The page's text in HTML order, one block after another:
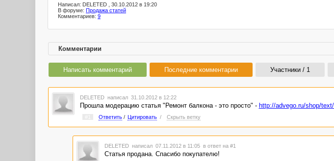
Написал: DELETED , 30.10.2012 в 19:20
В форуме: Продажа статей
Комментариев: 9
Комментарии
Написать комментарий Последние комментарии Участники / 1
DELETED написал 31.10.2012 в 12:22
Прошла модерацию статья "Ремонт балкона - это просто" - http://advego.ru/shop/
Ответить/ Цитировать / Скрыть ветку
DELETED написал 07.11.2012 в 11:05 в ответ на #1
Статья продана. Спасибо покупателю!